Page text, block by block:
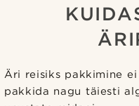
Äri reisiks pakkimine
pakkida nagu täiesti